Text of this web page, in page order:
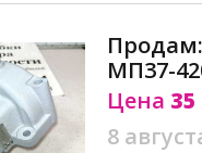
МП37-
Цена 35
8